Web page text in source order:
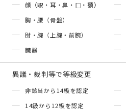
顔（眼・耳・鼻・口・顎）
胸・腰（骨盤）
肘・腕（上腕・前腕）
臓器
異議・裁判等で等級変更
非該当から14級を認定
14級から12級を認定